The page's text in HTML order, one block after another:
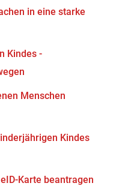
in eine starke
Kindes -
Menschen
Kindes
Karte beantragen